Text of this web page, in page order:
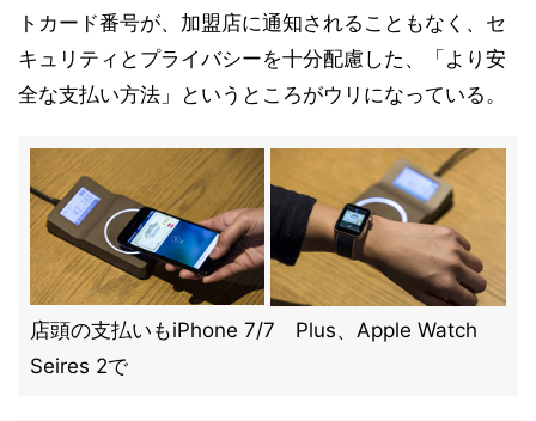
トカード番号が、加盟店に通知されることもなく、セ
キュリティとプライバシーを十分配慮した、「より安
全な支払い方法」というところがウリになっている。
店頭の支払いもiPhone 7/7 Plus、Apple Watch
Seires 2で